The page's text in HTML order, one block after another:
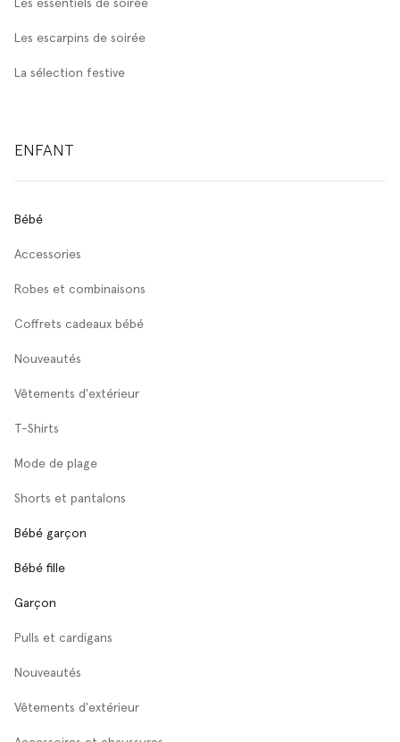
Les essentiels de soirée
Les escarpins de soirée
La sélection festive
ENFANT
Bébé
Accessories
Robes et combinaisons
Coffrets cadeaux bébé
Nouveautés
Vêtements d'extérieur
T-Shirts
Mode de plage
Shorts et pantalons
Bébé garçon
Bébé fille
Garçon
Pulls et cardigans
Nouveautés
Vêtements d'extérieur